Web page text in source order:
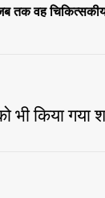
तक वह
भी किया गया